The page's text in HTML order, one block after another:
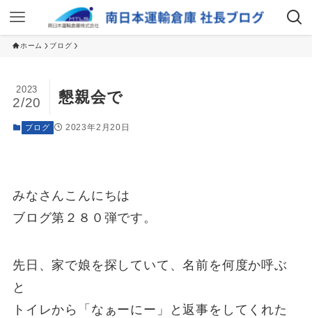
ホーム ブログ
懇親会で
2023
2/20
ブログ 2023年2月20日
みなさんこんにちは
ブログ第２８０弾です。
先日、家で娘を探していて、名前を何度か呼ぶ
と
トイレから「なぁーにー」と返事をしてくれた